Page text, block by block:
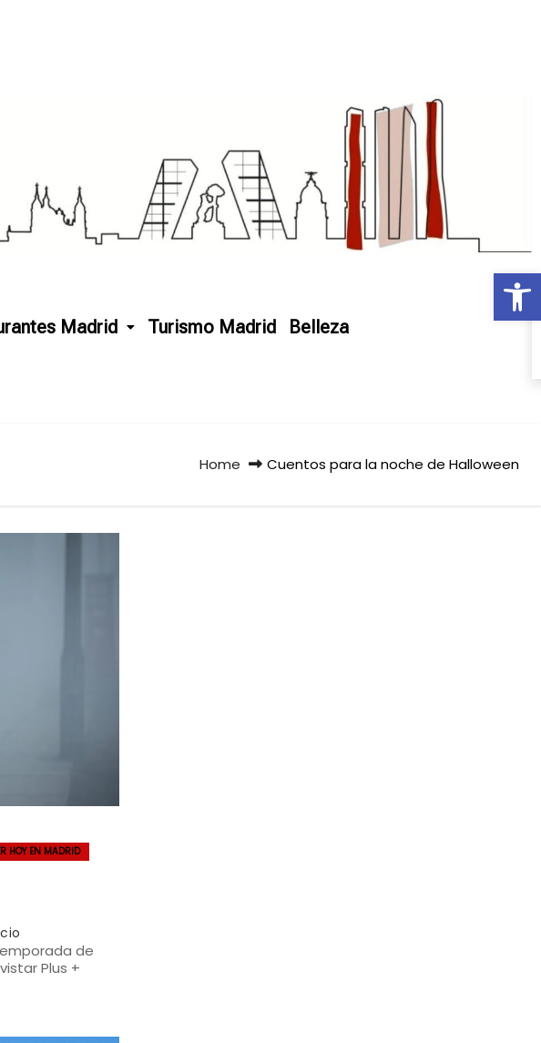
Madrid Turismo Madrid Belleza
Home Cuentos para la noche de Halloween
HOY EN MADRID
de
Plus +